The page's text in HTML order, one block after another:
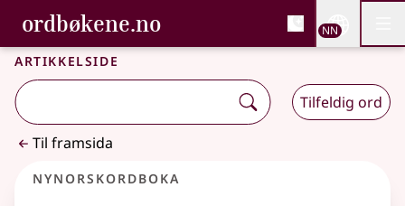
Gå til hovudinnhald
Tilgjenge
ordbøkene.no, Bokmålsordboka og
Bokmålsordboka og Nynorskordboka
NN
Artikkelside
Tilfeldig ord
Til framsida
Nynorskordboka